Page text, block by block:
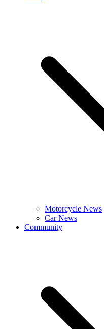
Motorcycle News
Car News
Community